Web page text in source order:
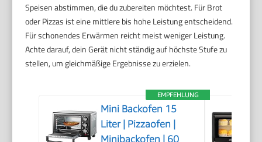
Speisen abstimmen, die du zubereiten möchtest. Für Brot
oder Pizzas ist eine mittlere bis hohe Leistung entscheidend.
Für schonendes Erwärmen reicht meist weniger Leistung.
Achte darauf, dein Gerät nicht ständig auf höchste Stufe zu
stellen, um gleichmäßige Ergebnisse zu erzielen.
EMPFEHLUNG
Mini Backofen 15
Liter | Pizzaofen |
Minibackofen | 60